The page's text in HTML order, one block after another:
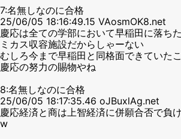
7:名無しなのに合格
25/06/05 18:16:49.15 VAosmOK8.net
慶応は全ての学部において早稲田に落ち
ミカス収容施設だからしゃーない
むしろ今まで早稲田と同格面できていた
慶応の努力の賜物やね
8:名無しなのに合格
25/06/05 18:17:35.46 oJBuxlAg.net
慶応経済と商は上智経済に併願合否で負
w